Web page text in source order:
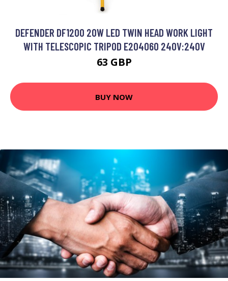
DEFENDER DF1200 20W LED TWIN HEAD WORK LIGHT
WITH TELESCOPIC TRIPOD E204060 240V:240V
63 GBP
BUY NOW